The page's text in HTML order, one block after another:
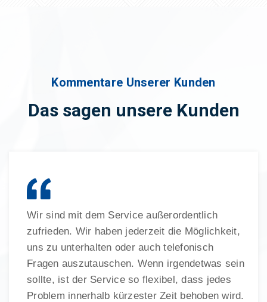
Kommentare Unserer Kunden
Das sagen unsere Kunden
Wir sind mit dem Service außerordentlich
zufrieden. Wir haben jederzeit die Möglichkeit,
uns zu unterhalten oder auch telefonisch
Fragen auszutauschen. Wenn irgendetwas sein
sollte, ist der Service so flexibel, dass jedes
Problem innerhalb kürzester Zeit behoben wird.